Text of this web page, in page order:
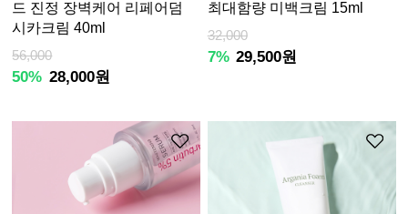
드 진정 장벽케어 리페어덤
시카크림 40ml
56,000
50% 28,000원
최대함량 미백크림 15ml
32,000
7% 29,500원